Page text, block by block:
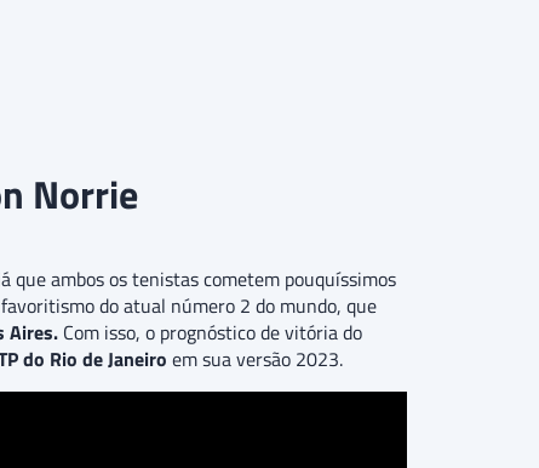
Norrie
que ambos os tenistas cometem pouquíssimos
do atual número 2 do mundo, que
Aires. Com isso, o prognóstico de vitória do
do Rio de Janeiro em sua versão 2023.